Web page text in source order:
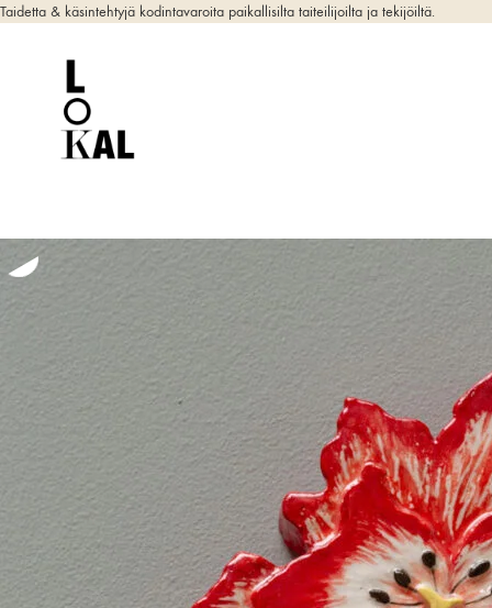
Taidetta & käsintehtyjä kodintavaroita paikallisilta taiteilijoilta ja tekijöiltä.